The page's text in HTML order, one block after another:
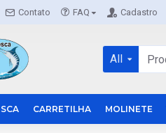
Contato FAQ Cadastro
All
CARRETILHA MOLINETE